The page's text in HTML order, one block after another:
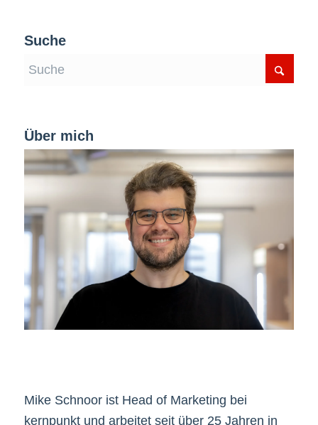
Suche
Über mich
Mike Schnoor ist Head of Marketing bei
kernpunkt und arbeitet seit über 25 Jahren in